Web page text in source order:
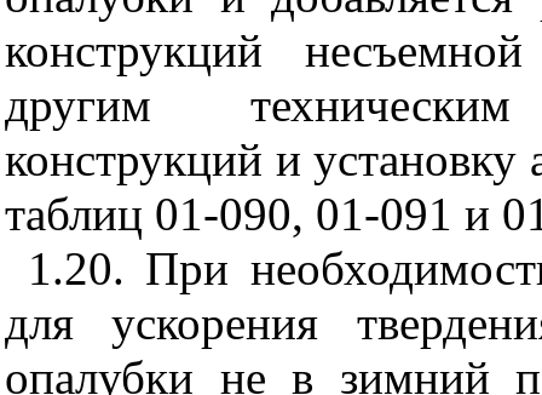
конструкций
другим
конструкций и
таблиц 01-090, 01-091 и
1.20. При
для ускорения
опалубки не в зимний